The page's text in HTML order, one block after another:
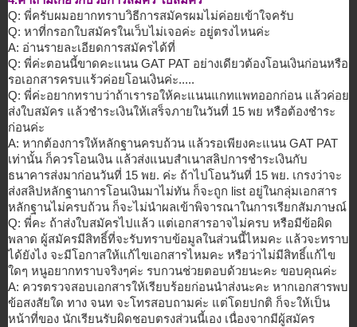
Q: พี่ครับผมอยากทราบวิธีการสมัครผมไม่ค่อยเข้าใจครับ
Q: หาที่กรอกใบสมัครในเว็บไม่เจอค่ะ อยู่ตรงไหนค่ะ
A: อ่านรายละเอียดการสมัครได้ที่
Q: พี่ค่ะตอนนี้ขาดคะแนน GAT PAT อย่างเดียวต้องโอนเงินก่อนหรือ
รอเอกสารครบแร้วค่อยโอนเงินค่ะ.....
Q: พี่ค่ะอยากทราบว่าถ้าเรารอให้คะแนนแกทแพทออกก่อน แล้วค่อย
ส่งใบสมัคร แล้วชำระเงินให้เสร็จภายในวันที ่ 15 พย หรือต้องชำระ
ก่อนค่ะ
A: หากต้องการให้หลักฐานครบถ้วน แล้วรอเพียงคะแนน GAT PAT
เท่านั้น ก็ควรโอนเงิน แล้วส่งแนบสำเนาสลิปการชำระเงินกับ
ธนาคารส่งมาก่อนวันที่ 15 พย. ค่ะ ถ้าไปโอนวันที่ 15 พย. เกรงว่าจะ
ส่งสลิปหลักฐานการโอนเงินมาไม่ทัน ก็จะถูก list อยู่ในกลุ่มเอกสาร
หลักฐานไม่ครบถ้วน ก็จะไม่นำผลเข้าพิจารณาในการเรียกสัมภาษณ์
Q: พี่คะ ถ้าส่งใบสมัครไปแล้ว แต่เอกสารอาจไม่ครบ หรือมีข้อผิด
พลาด ผู้สมัครมีสิทธิ์ที่จะรับทราบข้อมูลในส่วนนี้ไหมคะ แล้วจะทราบ
ได้ยังไง จะมีโอกาสให้แก้ไขเอกสารไหมคะ หรือว่าไม่มีสิทธิ์แก้ไข
ใดๆ หนูอยากทราบจริงๆค่ะ รบกวนช่วยตอบด้วยนะคะ ขอบคุณค่ะ
A: ควรตรวจสอบเอกสารให้เรียบร้อยก่อนนำส่งนะคะ หากเอกสารพบ
ข้อสงสัยใด ทาง จนท จะโทรสอบถามค่ะ แต่โดยปกติ ก็จะให้เป็น
หน้าที่ของ นักเรียนรับผิดชอบตรงส่วนนี้เอง เนื่องจากมีผู้สมัคร